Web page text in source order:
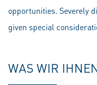
opportunities. Severely
given special
WAS WIR